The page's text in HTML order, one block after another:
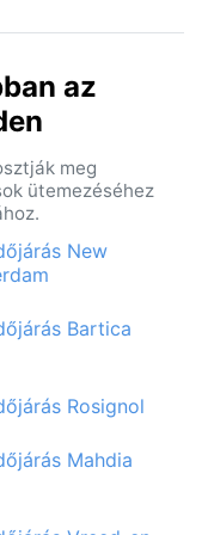
az
meg
ütemezéséhez
New
Bartica
Rosignol
Mahdia